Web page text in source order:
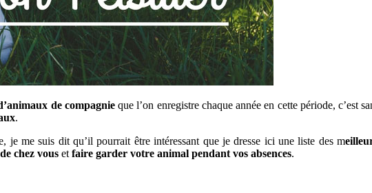
de compagnieque l’on enregistre chaque année en cette période, c’est
.
me suis dit qu’il pourrait être intéressant que je dresse ici une liste des m
chez vous et faire garder votre animal pendant vos absences.